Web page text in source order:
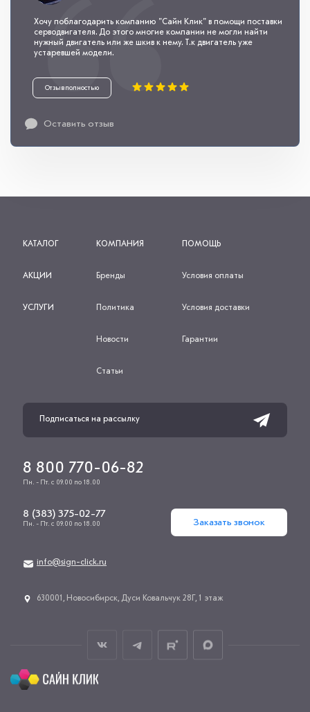
Оставить отзыв
Хочу поблагодарить компанию "Сайн Клик" в помощи поставки
серводвигателя. До этого многие компании не могли найти
нужный двигатель или же шкив к нему. Т.к двигатель уже
устаревшей модели.
Отзыв полностью
КАТАЛОГ
АКЦИИ
УСЛУГИ
КОМПАНИЯ
Бренды
Политика
Новости
Статьи
ПОМОЩЬ
Условия оплаты
Условия доставки
Гарантии
8 800 770-06-82
Пн. - Пт. с 09.00 по 18.00
8 (383) 375-02-77
Пн. - Пт. с 09.00 по 18.00 Заказать звонок
info@sign-click.ru
​630001, Новосибирск, Дуси Ковальчук 28Г, 1 этаж